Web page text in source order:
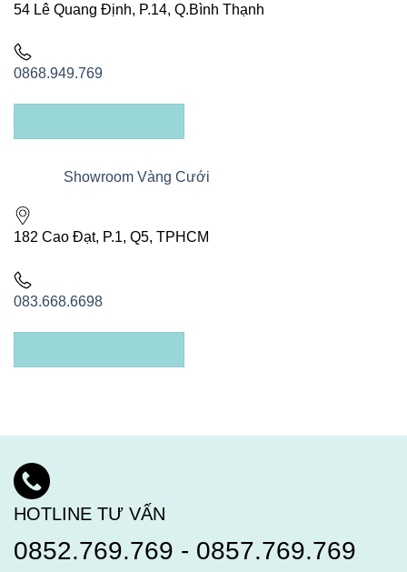
54 Lê Quang Định, P.14, Q.Bình Thạnh
0868.949.769
Showroom Vàng Cưới
182 Cao Đạt, P.1, Q5, TPHCM
083.668.6698
HOTLINE TƯ VẤN
0852.769.769 - 0857.769.769